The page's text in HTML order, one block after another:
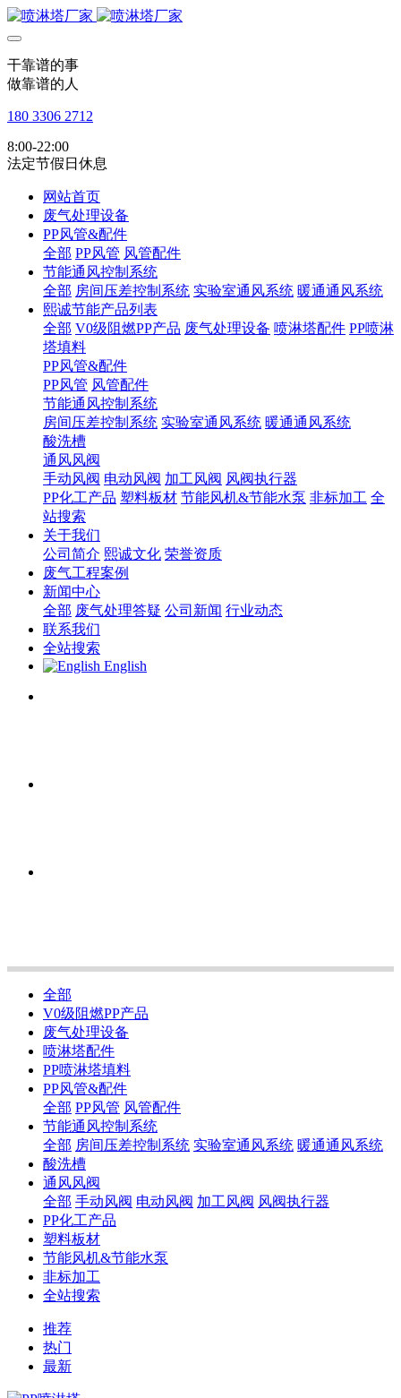
干靠谱的事
做靠谱的人
180 3306 2712
8:00-22:00
法定节假日休息
网站首页
废气处理设备
PP风管&配件
全部 PP风管 风管配件
节能通风控制系统
全部 房间压差控制系统 实验室通风系统 暖通通风系统
熙诚节能产品列表
全部 V0级阻燃PP产品 废气处理设备 喷淋塔配件 PP喷淋
塔填料
PP风管&配件
PP风管 风管配件
节能通风控制系统
房间压差控制系统 实验室通风系统 暖通通风系统
酸洗槽
通风风阀
手动风阀 电动风阀 加工风阀 风阀执行器
PP化工产品 塑料板材 节能风机&节能水泵 非标加工 全
站搜索
关于我们
公司简介 熙诚文化 荣誉资质
废气工程案例
新闻中心
全部 废气处理答疑 公司新闻 行业动态
联系我们
全站搜索
English
全部
V0级阻燃PP产品
废气处理设备
喷淋塔配件
PP喷淋塔填料
PP风管&配件
全部 PP风管 风管配件
节能通风控制系统
全部 房间压差控制系统 实验室通风系统 暖通通风系统
酸洗槽
通风风阀
全部 手动风阀 电动风阀 加工风阀 风阀执行器
PP化工产品
塑料板材
节能风机&节能水泵
非标加工
全站搜索
推荐
热门
最新